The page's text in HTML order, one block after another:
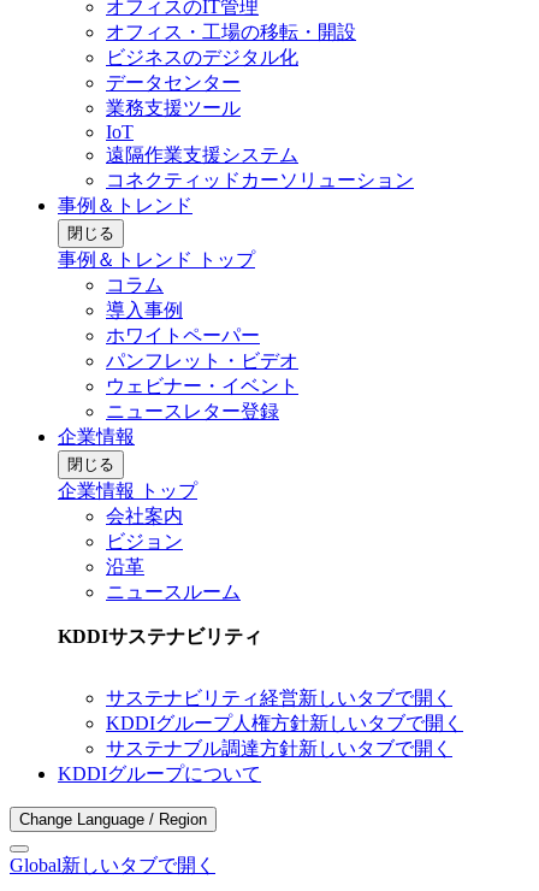
オフィスのIT管理
オフィス・工場の移転・開設
ビジネスのデジタル化
データセンター
業務支援ツール
IoT
遠隔作業支援システム
コネクティッドカーソリューション
事例＆トレンド
閉じる
事例＆トレンド トップ
コラム
導入事例
ホワイトペーパー
パンフレット・ビデオ
ウェビナー・イベント
ニュースレター登録
企業情報
閉じる
企業情報 トップ
会社案内
ビジョン
沿革
ニュースルーム
KDDIサステナビリティ
サステナビリティ経営新しいタブで開く
KDDIグループ人権方針新しいタブで開く
サステナブル調達方針新しいタブで開く
KDDIグループについて
Change Language / Region
Global新しいタブで開く